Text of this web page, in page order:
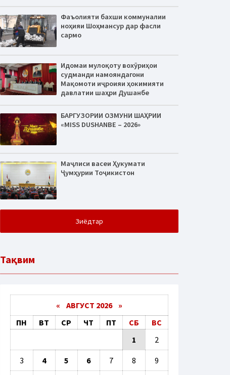
Фаъолияти бахши коммуналии
ноҳияи Шоҳмансур дар фасли
сармо
Идомаи мулоқоту вохӯриҳои
судманди намояндагони
Мақомоти иҷроияи ҳокимияти
давлатии шаҳри Душанбе
БАРГУЗОРИИ ОЗМУНИ ШАҲРИИ
«MISS DUSHANBE – 2026»
Маҷлиси васеи Ҳукумати
Ҷумҳурии Тоҷикистон
Зиёдтар
Тақвим
« АВГУСТ 2026 »
ПН
ВТ СР ЧТ ПТ СБ
ВС
1
2
3 4 5 6 7 8 9